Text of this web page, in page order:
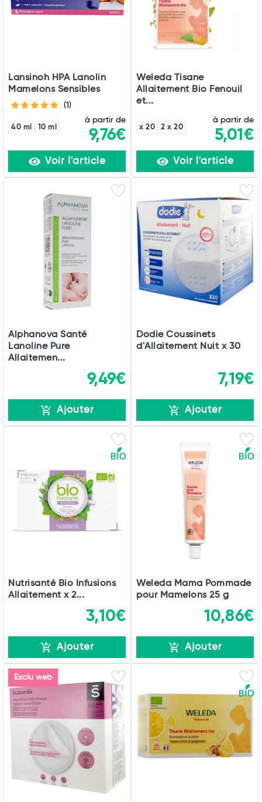
Lansinoh HPA Lanolin
Mamelons Sensibles
(1)
40 ml 10 ml
à partir de
9,76€
Voir l'article
Weleda Tisane
Allaitement Bio Fenouil
et...
x 20 2 x 20
à partir de
5,01€
Voir l'article
Alphanova Santé
Lanoline Pure
Allaitemen...
9,49€
Ajouter
Dodie Coussinets
d'Allaitement Nuit x 30
7,19€
Ajouter
Nutrisanté Bio Infusions
Allaitement x 2...
3,10€
Ajouter
Weleda Mama Pommade
pour Mamelons 25 g
10,86€
Ajouter
Exclu web